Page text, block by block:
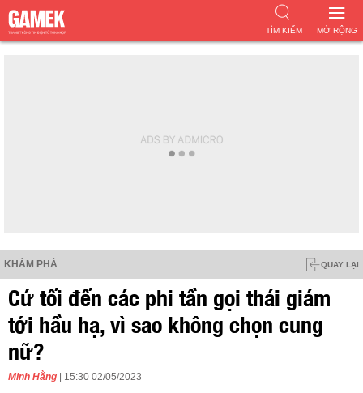
MỞ RỘNG
TÌM KIẾM
KHÁM PHÁ QUAY LẠI
Cứ tối đến các phi tần gọi thái giám
tới hầu hạ, vì sao không chọn cung
nữ?
Minh Hằng | 15:30 02/05/2023